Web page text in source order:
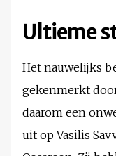
Ultieme
Het nauwelijks
gekenmerkt
daarom een
uit op Vasilis